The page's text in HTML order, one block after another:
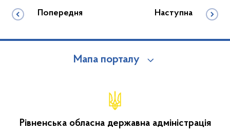
Попередня Наступна
Мапа порталу
Рівненська обласна державна адміністрація